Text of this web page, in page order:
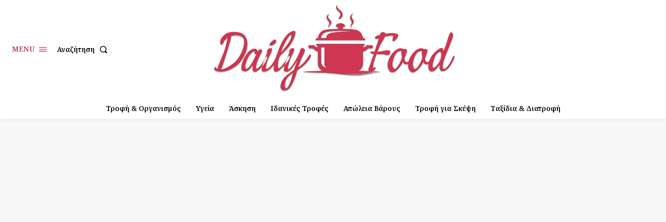
MENU Αναζήτηση
Τροφή & Οργανισμός Υγεία Άσκηση Ιδανικές Τροφές Απώλεια Βάρους Τροφή για Σκέψη Ταξίδια & Διατροφή